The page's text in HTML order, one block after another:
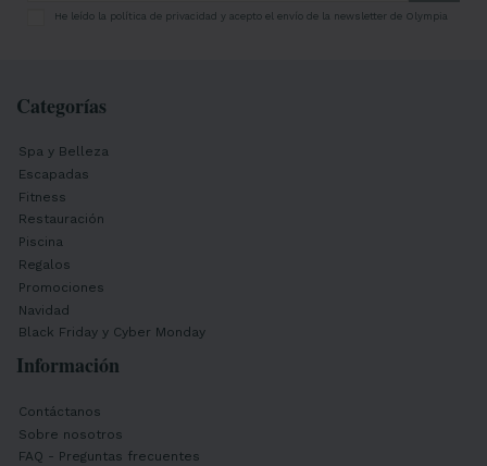
He leído la política de privacidad y acepto el envío de la newsletter de Olympia
Categorías
Spa y Belleza
Escapadas
Fitness
Restauración
Piscina
Regalos
Promociones
Navidad
Black Friday y Cyber Monday
Información
Contáctanos
Sobre nosotros
FAQ - Preguntas frecuentes